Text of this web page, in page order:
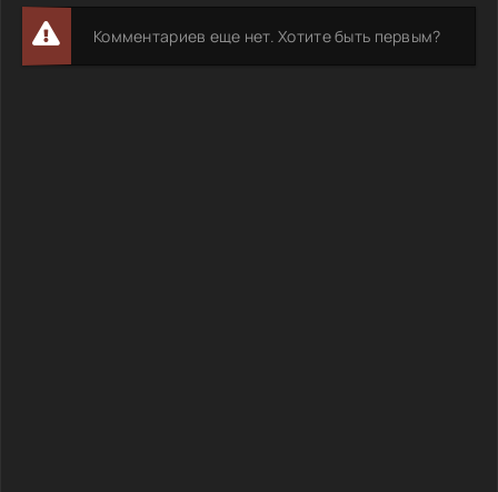
Комментариев еще нет. Хотите быть первым?